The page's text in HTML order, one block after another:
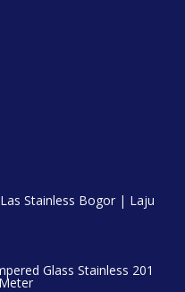
Stainless Bogor | Laju
Glass Stainless 201